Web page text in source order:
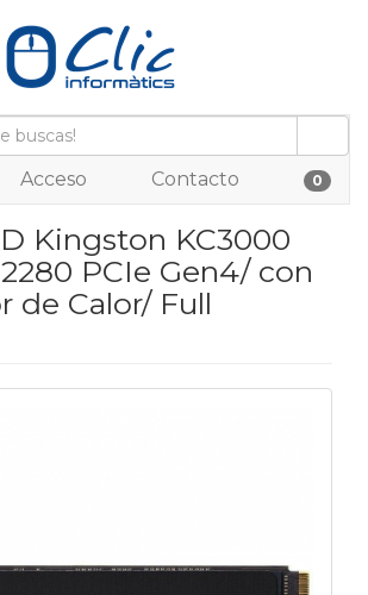
Acceso Contacto 0
Kingston KC3000
PCIe Gen4/ con
de Calor/ Full